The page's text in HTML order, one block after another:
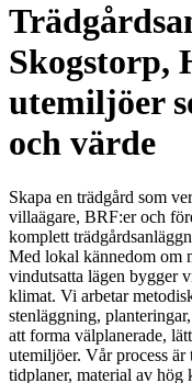
Skogstorp,
utemiljöer
och värde
Skapa en trädgård som
villaägare, BRF:er och
komplett
Med lokal kännedom om
vindutsatta lägen bygger
klimat. Vi arbetar
stenläggning,
att forma välplanerade,
utemiljöer. Vår process
tidplaner, material av hög